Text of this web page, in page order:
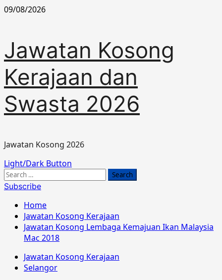
Skip
09/08/2026
Jawatan Kosong
Kerajaan dan
Swasta 2026
Jawatan Kosong 2026
Primary
Menu
Light/Dark Button
Search
for:
Subscribe
Home
Jawatan Kosong Kerajaan
Jawatan Kosong Lembaga Kemajuan Ikan Malaysia
Mac 2018
Jawatan Kosong Kerajaan
Selangor